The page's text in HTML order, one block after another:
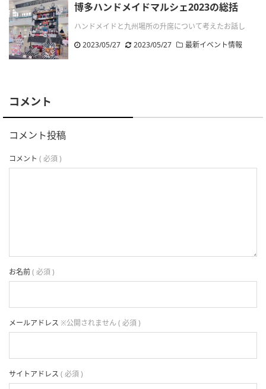
博多ハンドメイドマルシェ2023の総括
ハンドメイドと九州場所の升席について考えたお話し
2023/05/27
2023/05/27 最新イベント情報
コメント
コメント投稿
コメント ( 必須 )
お名前( 必須 )
メールアドレス ※公開されません ( 必須 )
サイトアドレス ( 必須 )